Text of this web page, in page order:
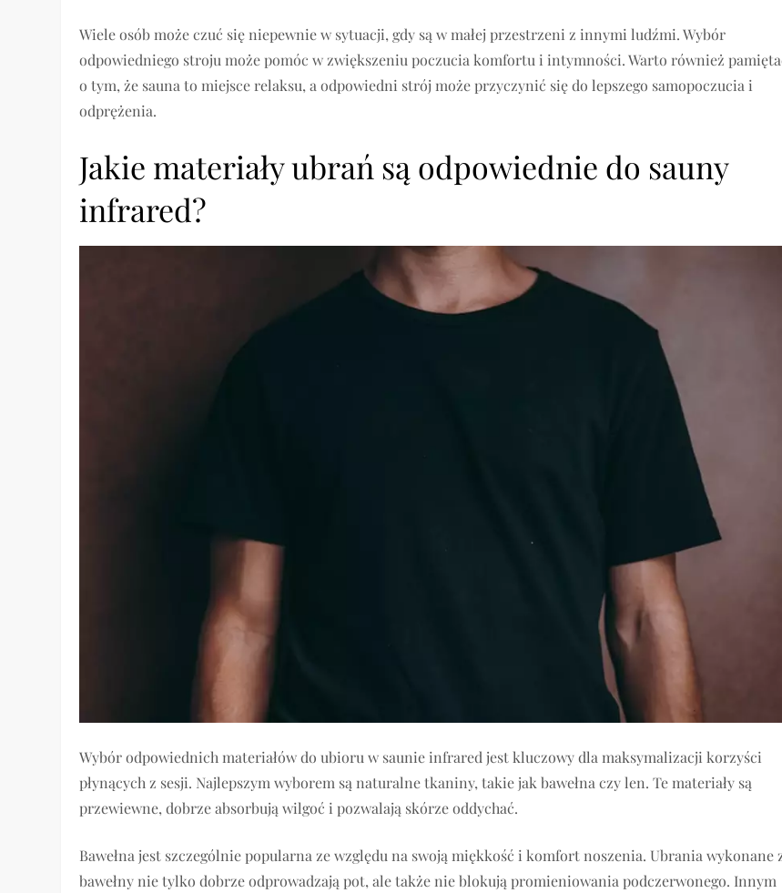
Wiele osób może czuć się niepewnie w sytuacji, gdy są w małej przestrzeni z innymi ludźmi. Wybór
odpowiedniego stroju może pomóc w zwiększeniu poczucia komfortu i intymności. Warto również
o tym, że sauna to miejsce relaksu, a odpowiedni strój może przyczynić się do lepszego samopoczucia i
odprężenia.
Jakie materiały ubrań są odpowiednie do sauny
infrared?
Wybór odpowiednich materiałów do ubioru w saunie infrared jest kluczowy dla maksymalizacji korzyści
płynących z sesji. Najlepszym wyborem są naturalne tkaniny, takie jak bawełna czy len. Te materiały są
przewiewne, dobrze absorbują wilgoć i pozwalają skórze oddychać.
Bawełna jest szczególnie popularna ze względu na swoją miękkość i komfort noszenia. Ubrania wykonane
bawełny nie tylko dobrze odprowadzają pot, ale także nie blokują promieniowania podczerwonego. Innym